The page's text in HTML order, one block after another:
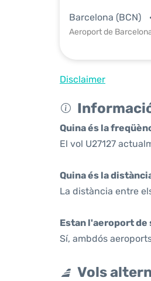
Barcelona (BCN)
Aeroport de
Disclaimer
Quina és la
El vol U27127
Quina és la
La distància entre
Estan l'aeroport de
Sí, ambdós
Vols